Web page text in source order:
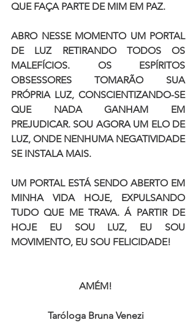
QUE FAÇA PARTE DE MIM EM PAZ.
ABRO NESSE MOMENTO UM PORTAL
DE LUZ RETIRANDO TODOS OS
MALEFÍCIOS. OS ESPÍRITOS
OBSESSORES TOMARÃO SUA
PRÓPRIA LUZ, CONSCIENTIZANDO-SE
QUE NADA GANHAM EM
PREJUDICAR. SOU AGORA UM ELO DE
LUZ, ONDE NENHUMA NEGATIVIDADE
SE INSTALA MAIS.
UM PORTAL ESTÁ SENDO ABERTO EM
MINHA VIDA HOJE, EXPULSANDO
TUDO QUE ME TRAVA. Á PARTIR DE
HOJE EU SOU LUZ, EU SOU
MOVIMENTO, EU SOU FELICIDADE!
AMÉM!
Taróloga Bruna Venezi